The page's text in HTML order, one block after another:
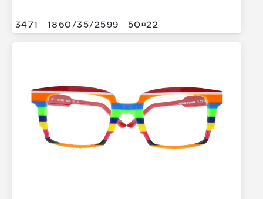
3471 1860/35/2599 5022